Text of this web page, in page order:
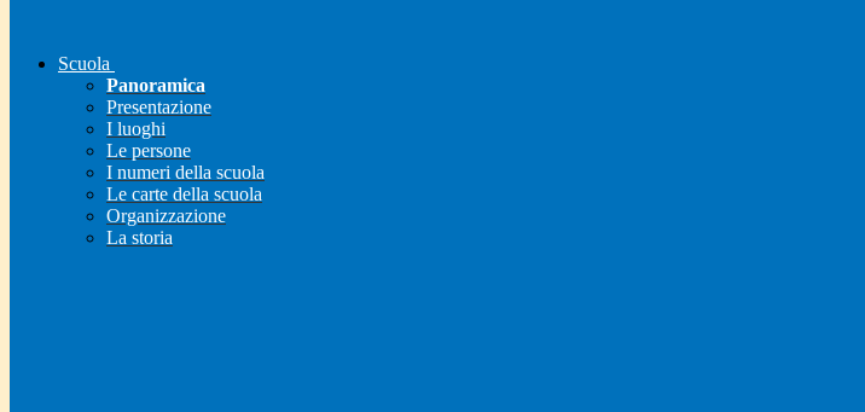
Scuola
Panoramica
Presentazione
I luoghi
Le persone
I numeri della scuola
Le carte della scuola
Organizzazione
La storia